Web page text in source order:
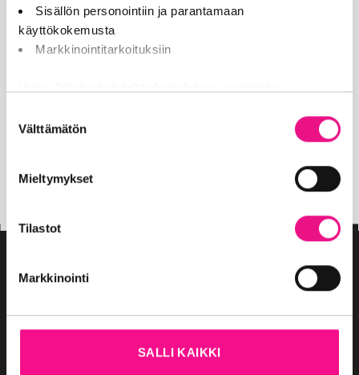
Sisällön personointiin ja parantamaan
käyttökokemusta
Markkinointitarkoituksiin
Jaamme sosiaalisen median, mainosalan ja analytiikka-alan
kumppaneillemme tietoja siitä, miten käytät sivustoamme.
Kumppanimme voivat yhdistää näitä tietoja muihin tietoihin,
heidän palvelujaan (esim. Google).
valinta
Välttämätön
Mieltymykset
Tilastot
Markkinointi
SALLI KAIKKI
Onko sinulla lisää kysymyksiä?
twitter facebook
Radiomainonta